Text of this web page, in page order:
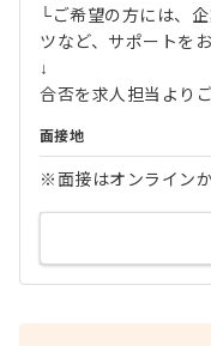
└ご希望の方には、
ツなど、サポートを
↓
合否を求人担当より
面接地
※面接はオンライン